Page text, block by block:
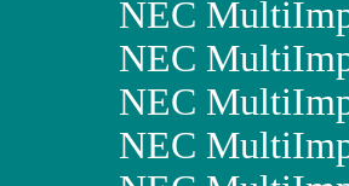
NEC
NEC
NEC
NEC